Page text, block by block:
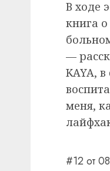
В ходе
книга
—
KAYA,
меня,
#12 от